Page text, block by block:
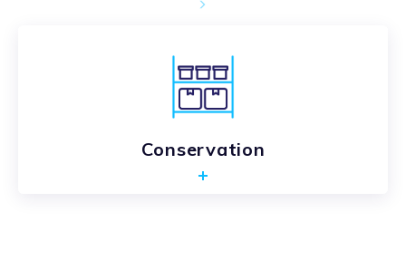
Conservation